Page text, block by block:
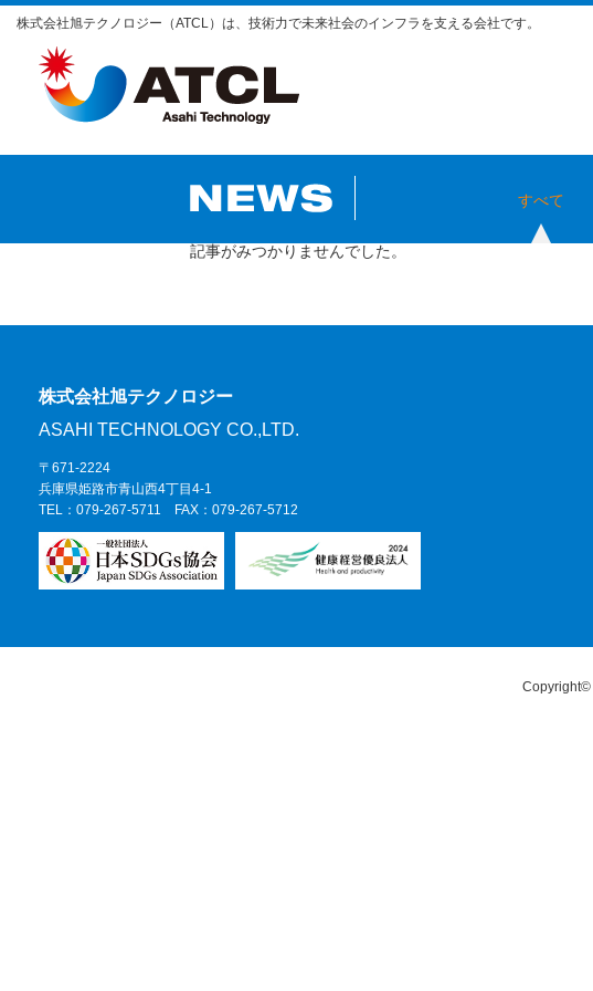
株式会社旭テクノロジー（ATCL）は、技術力で未来社会のインフラを支える会社です。
すべて
記事がみつかりませんでした。
株式会社旭テクノロジー
ASAHI TECHNOLOGY CO.,LTD.
〒671-2224
兵庫県姫路市青山西4丁目4-1
TEL：079-267-5711 FAX：079-267-5712
Copyright©